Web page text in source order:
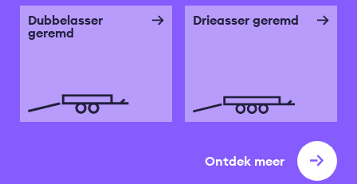
Dubbelasser
geremd
Drieasser geremd
Ontdek meer